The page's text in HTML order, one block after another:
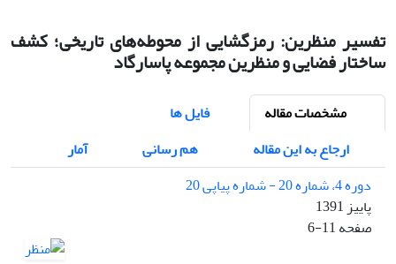
تفسیر منظرین: رمزگشایی از محوطه‌های تاریخی؛ کشف
ساختار فضایی و منظرین مجموعه پاسارگاد
مشخصات مقاله
فایل ها
ارجاع به این مقاله
هم رسانی
آمار
دوره 4، شماره 20 - شماره پیاپی 20
پاییز 1391
صفحه6-11